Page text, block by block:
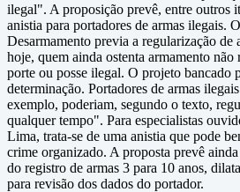
ilegal". A proposição prevê, entre outros
anistia para portadores de armas ilegais.
Desarmamento previa a regularização de
hoje, quem ainda ostenta armamento não
porte ou posse ilegal. O projeto bancado
determinação. Portadores de armas
exemplo, poderiam, segundo o texto,
qualquer tempo". Para especialistas
Lima, trata-se de uma anistia que pode
crime organizado. A proposta prevê
do registro de armas 3 para 10 anos,
para revisão dos dados do portador.